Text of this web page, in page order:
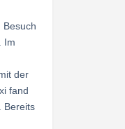
Besuch
Im
der
fand
Bereits